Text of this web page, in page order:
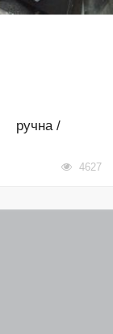
ручна /
4627